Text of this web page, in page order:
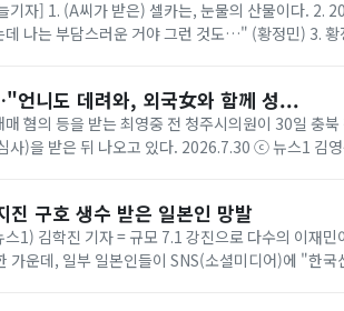
기자] 1. (A씨가 받은) 셀카는, 눈물의 산물이다. 2.
나는 부담스러운 거야 그런 것도…" (황정민) 3. 황
니도 데려와, 외국女와 함께 성...
혐의 등을 받는 최영중 전 청주시의원이 30일 충
사)을 받은 뒤 나오고 있다. 2026.7.30 ⓒ 뉴스1 김
구호 생수 받은 일본인 망발
1) 김학진 기자 = 규모 7.1 강진으로 다수의 이재민
가운데, 일부 일본인들이 SNS(소셜미디어)에 "한국